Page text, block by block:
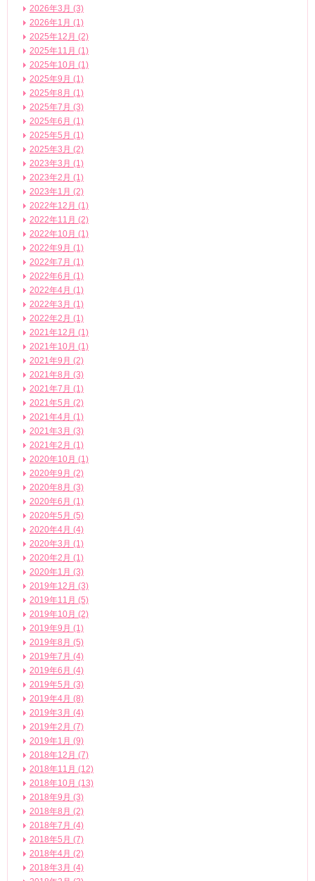
2026年3月 (3)
2026年1月 (1)
2025年12月 (2)
2025年11月 (1)
2025年10月 (1)
2025年9月 (1)
2025年8月 (1)
2025年7月 (3)
2025年6月 (1)
2025年5月 (1)
2025年3月 (2)
2023年3月 (1)
2023年2月 (1)
2023年1月 (2)
2022年12月 (1)
2022年11月 (2)
2022年10月 (1)
2022年9月 (1)
2022年7月 (1)
2022年6月 (1)
2022年4月 (1)
2022年3月 (1)
2022年2月 (1)
2021年12月 (1)
2021年10月 (1)
2021年9月 (2)
2021年8月 (3)
2021年7月 (1)
2021年5月 (2)
2021年4月 (1)
2021年3月 (3)
2021年2月 (1)
2020年10月 (1)
2020年9月 (2)
2020年8月 (3)
2020年6月 (1)
2020年5月 (5)
2020年4月 (4)
2020年3月 (1)
2020年2月 (1)
2020年1月 (3)
2019年12月 (3)
2019年11月 (5)
2019年10月 (2)
2019年9月 (1)
2019年8月 (5)
2019年7月 (4)
2019年6月 (4)
2019年5月 (3)
2019年4月 (8)
2019年3月 (4)
2019年2月 (7)
2019年1月 (9)
2018年12月 (7)
2018年11月 (12)
2018年10月 (13)
2018年9月 (3)
2018年8月 (2)
2018年7月 (4)
2018年5月 (7)
2018年4月 (2)
2018年3月 (4)